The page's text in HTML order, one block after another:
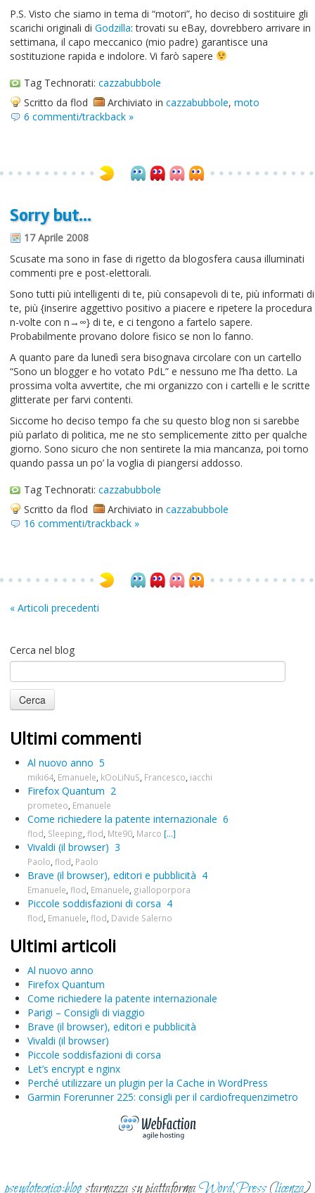
P.S. Visto che siamo in tema di “motori”, ho deciso di sostituire gli
scarichi originali di Godzilla: trovati su eBay, dovrebbero arrivare in
settimana, il capo meccanico (mio padre) garantisce una
sostituzione rapida e indolore. Vi farò sapere
Tag Technorati: cazzabubbole
Scritto da flod
Archiviato in cazzabubbole, moto
6 commenti/trackback »
Sorry but…
17 Aprile 2008
Scusate ma sono in fase di rigetto da blogosfera causa illuminati
commenti pre e post-elettorali.
Sono tutti più intelligenti di te, più consapevoli di te, più informati di
te, più {inserire aggettivo positivo a piacere e ripetere la procedura
n-volte con n→∞} di te, e ci tengono a fartelo sapere.
Probabilmente provano dolore fisico se non lo fanno.
A quanto pare da lunedì sera bisognava circolare con un cartello
“Sono un blogger e ho votato PdL” e nessuno me l’ha detto. La
prossima volta avvertite, che mi organizzo con i cartelli e le scritte
glitterate per farvi contenti.
Siccome ho deciso tempo fa che su questo blog non si sarebbe
più parlato di politica, me ne sto semplicemente zitto per qualche
giorno. Sono sicuro che non sentirete la mia mancanza, poi torno
quando passa un po’ la voglia di piangersi addosso.
Tag Technorati: cazzabubbole
Scritto da flod
Archiviato in cazzabubbole
16 commenti/trackback »
« Articoli precedenti
Cerca nel blog
Ultimi commenti
Al nuovo anno 5
miki64 Emanuele kOoLiNuS Francesco iacchi
Firefox Quantum 2
prometeo Emanuele
Come richiedere la patente internazionale 6
flod Sleeping flod Mte90 Marco [...]
Vivaldi (il browser) 3
Paolo flod Paolo
Brave (il browser), editori e pubblicità 4
Emanuele flod Emanuele gialloporpora
Piccole soddisfazioni di corsa 4
flod Emanuele flod Davide Salerno
Ultimi articoli
Al nuovo anno
Firefox Quantum
Come richiedere la patente internazionale
Parigi – Consigli di viaggio
Brave (il browser), editori e pubblicità
Vivaldi (il browser)
Piccole soddisfazioni di corsa
Let’s encrypt e nginx
Perché utilizzare un plugin per la Cache in WordPress
Garmin Forerunner 225: consigli per il cardiofrequenzimetro
pseudotecnico:blogstarnazza su piattaformaWordPress(licenza)